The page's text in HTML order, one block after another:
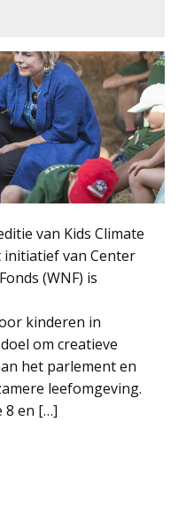
van Kids Climate
initiatief van Center
(WNF) is
kinderen in
om creatieve
het parlement en
leefomgeving.
8 en […]